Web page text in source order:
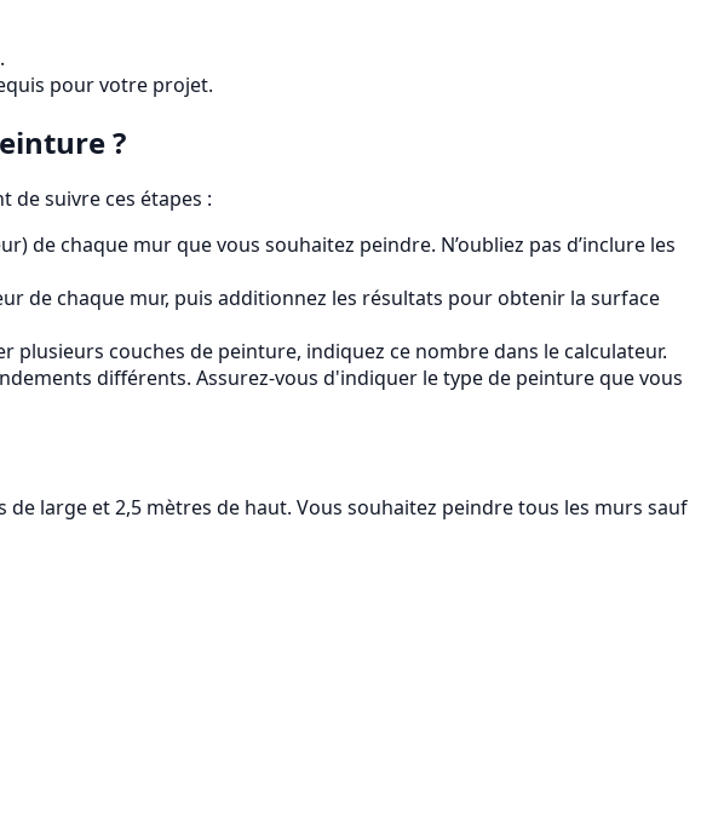
pour votre projet.
?
de suivre ces étapes :
de chaque mur que vous souhaitez peindre. N’oubliez pas d’inclure les
de chaque mur, puis additionnez les résultats pour obtenir la surface
plusieurs couches de peinture, indiquez ce nombre dans le calculateur.
différents. Assurez-vous d'indiquer le type de peinture que vous
large et 2,5 mètres de haut. Vous souhaitez peindre tous les murs sauf